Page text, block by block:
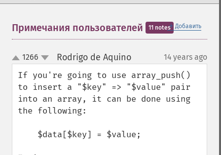
＋ Добавить
Примечания пользователей 11 notes
up
down
1266 Rodrigo de Aquino¶ 14 years ago
If you're going to use array_push()
to insert a "$key" => "$value" pair
into an array, it can be done using
the following: